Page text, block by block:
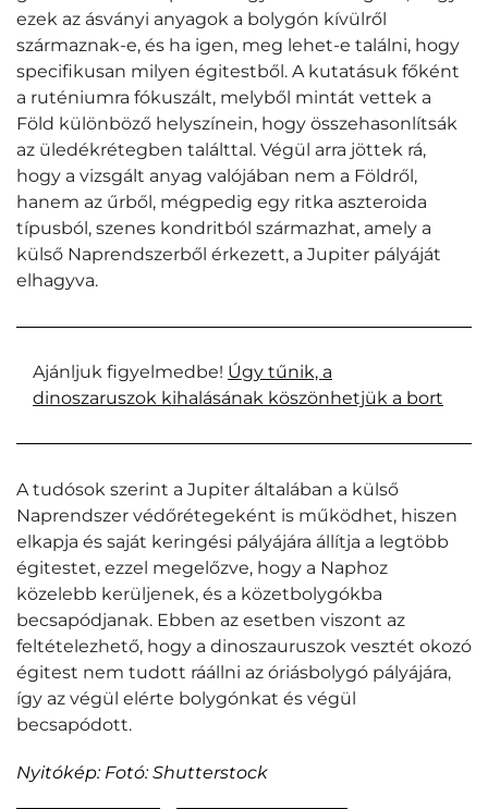
ezek az ásványi anyagok a bolygón kívülről
származnak-e, és ha igen, meg lehet-e találni, hogy
specifikusan milyen égitestből. A kutatásuk főként
a ruténiumra fókuszált, melyből mintát vettek a
Föld különböző helyszínein, hogy összehasonlítsák
az üledékrétegben találttal. Végül arra jöttek rá,
hogy a vizsgált anyag valójában nem a Földről,
hanem az űrből, mégpedig egy ritka aszteroida
típusból, szenes kondritból származhat, amely a
külső Naprendszerből érkezett, a Jupiter pályáját
elhagyva.
Ajánljuk figyelmedbe! Úgy tűnik, a
dinoszaruszok kihalásának köszönhetjük a bort
A tudósok szerint a Jupiter általában a külső
Naprendszer védőrétegeként is működhet, hiszen
elkapja és saját keringési pályájára állítja a legtöbb
égitestet, ezzel megelőzve, hogy a Naphoz
közelebb kerüljenek, és a közetbolygókba
becsapódjanak. Ebben az esetben viszont az
feltételezhető, hogy a dinoszauruszok vesztét okozó
égitest nem tudott ráállni az óriásbolygó pályájára,
így az végül elérte bolygónkat és végül
becsapódott.
Nyitókép: Fotó: Shutterstock